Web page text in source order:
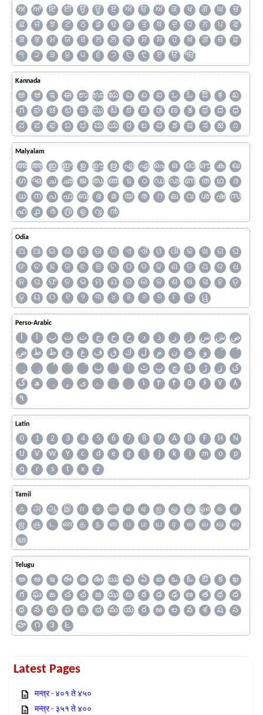
ਅ ਆ ਇ ਈ ਉ ਊ ਏ ਐ ਓ ਔ ਕ ਖ ਗ ਘ
ਚ
ਛ
ਜ ਝ ਟ ਠ ਡ ਢ ਣ ਤ ਥ ਦ ਧ ਨ ਪ
ਫ
ਬ
ਭ ਮ ਯ ਰ ਲ ਲ਼ ਵ ਸ਼ ਸ ਹ ਖ਼ ਗ਼ ਜ਼
ਫ਼
੧
੨ ੩ ੪ ੫ ੬ ੭ ੮ ੯ ੲ ੳ ੴ
Kannada
ಅ ಆ ಇ ಈ ಉ ಊ ಋ ಎ ಏ ಐ ಒ ಓ ಔ ಕ
ಖ
ಗ
ಘ ಚ ಛ ಜ ಝ ಟ ಠ ಡ ಢ ಣ ತ ಥ ದ
ಧ
ನ
ಪ ಫ ಬ ಭ ಮ ಯ ರ ಲ ವ ಶ ಷ ಸ ಹ ೧
Malyalam
അ ആ ഇ ഈ ഉ ഊ ഋ എ ഏ ഐ ഒ ഓ ഔ ക
ഖ
ഗ
ഘ ച ഛ ജ ഝ ഞ ട ഠ ഡ ഢ ണ ത ഥ
ദ
ധ
ന പ ഫ ബ ഭ മ യ ര റ ല വ ശ ഷ
സ
ഹ
൧ ൪ ൫ ൭ ൮ ൯
Odia
ଅ ଆ ଇ ଈ ଉ ଊ ଋ ଏ ଐ ଓ ଔ କ ଖ ଗ
ଘ
ଙ
ଚ ଛ ଜ ଝ ଞ ଟ ଠ ଡ ଢ ଣ ତ ଥ ଦ
ଧ
ନ
ପ ଫ ବ ଭ ମ ଯ ର ଲ ଳ ଶ ଷ ସ ହ
ଡ଼
ଢ଼
ୟ ୦ ୧ ୨ ୩ ୪ ୫ ୬ ୭ ୮ ୯ ୱ
Perso-Arabic
آ ا ب ت ث ج ح خ د ذ ر ز س ش ص
ض
ط ظ ع غ ف ق ك ل م ن ه
و
ٮ
ٲ ٹ پ چ ڈ ڑ ژ
ک
گ
ھ ہ ۄ ی ے ۔ ۱ ۳ ۴ ۵ ۶ ۷
۸
۹
Latin
0 1 2 3 4 5 6 7 8 9 A B F H
N
U
V W Y c d e g i j k l m o
p
q
r s t x z
Tamil
ஃ அ ஆ இ ஈ உ ஊ எ ஏ ஐ ஒ ஓ ஔ க
ச
ஜ
ஞ ட ண த ந ன ப ம ய ர ல வ ஷ
ஸ
ஹ
Telugu
అ ఆ ఇ ఈ ఉ ఊ ఋ ఎ ఏ ఐ ఒ ఓ ఔ క
ఖ
గ
ఘ ఙ చ ఛ జ ఝ ట ఠ డ ఢ ణ త థ
ద
ధ
న ప ఫ బ భ మ య ర ఱ ల వ శ ష
స
హ
౧ ౩ ౬
Latest Pages
मन्त्र - ४०१ ते ४५०
मन्त्र - ३५१ ते ४००